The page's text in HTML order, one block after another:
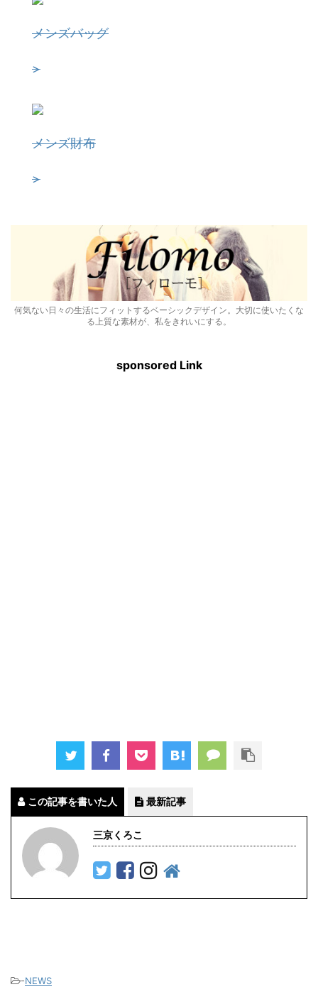
メンズバッグ
>
メンズ財布
>
何気ない日々の生活にフィットするベーシックデザイン。大切に使いたくな
る上質な素材が、私をきれいにする。
sponsored Link
この記事を書いた人 最新記事
三京くろこ
-NEWS